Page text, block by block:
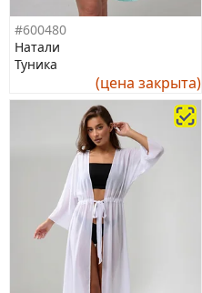
#600480
Натали
Туника
(цена закрыта)